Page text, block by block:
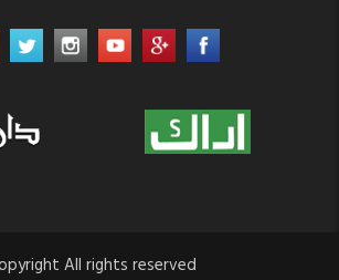
Copyright All rights reserved